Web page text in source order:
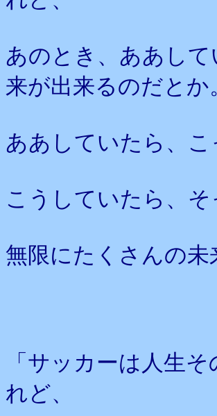
あのとき、ああし
来が出来るのだとか
ああしていたら、
こうしていたら、
無限にたくさんの
「サッカーは人生
れど、